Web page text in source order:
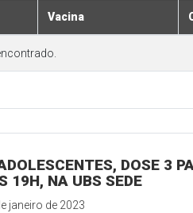
Vacina
DOSE 3
19H, NA UBS SEDE
janeiro de 2023